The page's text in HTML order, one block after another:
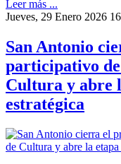
Leer más ...
Jueves, 29 Enero 2026
San Antonio
participativo
Cultura y abre
estratégica